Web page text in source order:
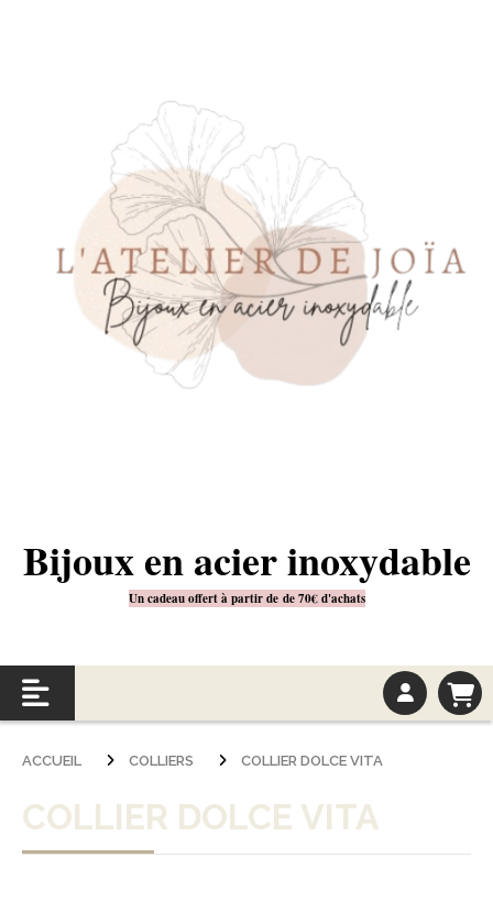
Bijoux en acier inoxydable
Un cadeau offert à partir de de 70€d'achats
ACCUEIL COLLIERS COLLIER DOLCE VITA
COLLIER DOLCE VITA